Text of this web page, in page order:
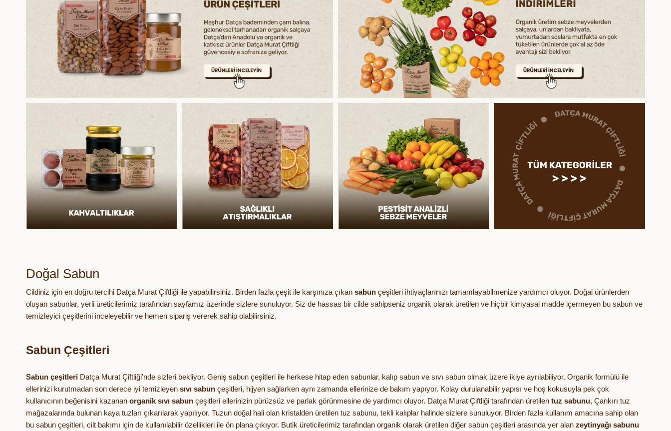
Doğal Sabun
Cildiniz için en doğru tercihi Datça Murat Çiftliği ile yapabilirsiniz. Birden fazla çeşit ile karşınıza çıkan sabun çeşitleri ihtiyaçlarınızı tamamlayabilmenize yardımcı oluyor. Doğal ürünlerden
oluşan sabunlar, yerli üreticilerimiz tarafından sayfamız üzerinde sizlere sunuluyor. Siz de hassas bir cilde sahipseniz organik olarak üretilen ve hiçbir kimyasal madde içermeyen bu sabun ve
temizleyici çeşitlerini inceleyebilir ve hemen sipariş vererek sahip olabilirsiniz.
Sabun Çeşitleri
Sabun çeşitleri Datça Murat Çiftliği'nde sizleri bekliyor. Geniş sabun çeşitleri ile herkese hitap eden sabunlar, kalıp sabun ve sıvı sabun olmak üzere ikiye ayrılabiliyor. Organik formülü ile
ellerinizi kurutmadan son derece iyi temizleyen sıvı sabun çeşitleri, hijyen sağlarken aynı zamanda ellerinize de bakım yapıyor. Kolay durulanabilir yapısı ve hoş kokusuyla pek çok
kullanıcının beğenisini kazanan organik sıvı sabun çeşitleri ellerinizin pürüzsüz ve parlak görünmesine de yardımcı oluyor. Datça Murat Çiftliği tarafından üretilen tuz sabunu, Çankırı tuz
mağazalarında bulunan kaya tuzları çıkarılarak yapılıyor. Tuzun doğal hali olan kristalden üretilen tuz sabunu, tekli kalıplar halinde sizlere sunuluyor. Birden fazla kullanım amacına sahip olan
bu sabun çeşitleri, cilt bakımı için de kullanılabilir özellikleri ile ön plana çıkıyor. Butik üreticilerimiz tarafından organik olarak üretilen diğer sabun çeşitleri arasında yer alan zeytinyağı sabunu